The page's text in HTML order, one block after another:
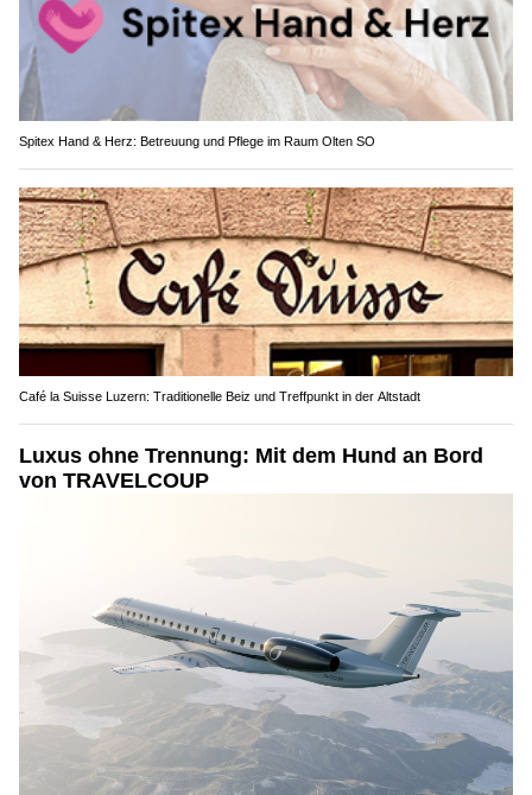
Spitex Hand & Herz: Betreuung und Pflege im Raum Olten SO
Café la Suisse Luzern: Traditionelle Beiz und Treffpunkt in der Altstadt
Luxus ohne Trennung: Mit dem Hund an Bord
von TRAVELCOUP